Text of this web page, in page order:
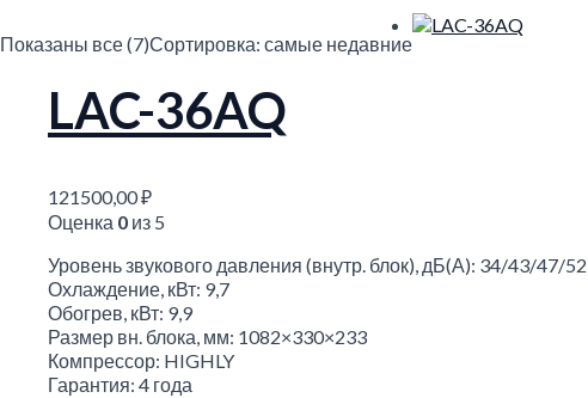
Показаны все (7)Сортировка: самые недавние
LAC-36AQ
121500,00₽
Оценка 0 из 5
Уровень звукового давления (внутр. блок), дБ(А): 34/43/47/52
Охлаждение, кВт: 9,7
Обогрев, кВт: 9,9
Размер вн. блока, мм: 1082×330×233
Компрессор: HIGHLY
Гарантия: 4 года